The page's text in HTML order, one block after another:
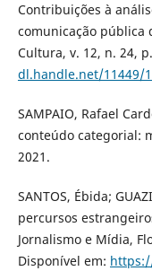
Contribuições à
comunicação pública
Cultura, v. 12, n. 24,
dl.handle.net/11449/
SAMPAIO, Rafael
conteúdo categorial:
2021.
SANTOS, Ébida;
percursos
Jornalismo e Mídia,
Disponível em: